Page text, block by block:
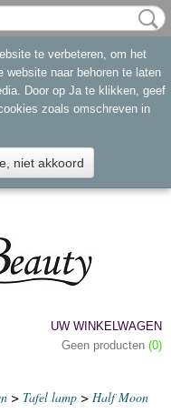
UW WINKELWAGEN
Geen producten (0)
> Tafel lamp > Half Moon
te verbeteren, om het
website naar behoren te laten
Door op Ja te klikken, geef
zoals omschreven in
niet akkoord